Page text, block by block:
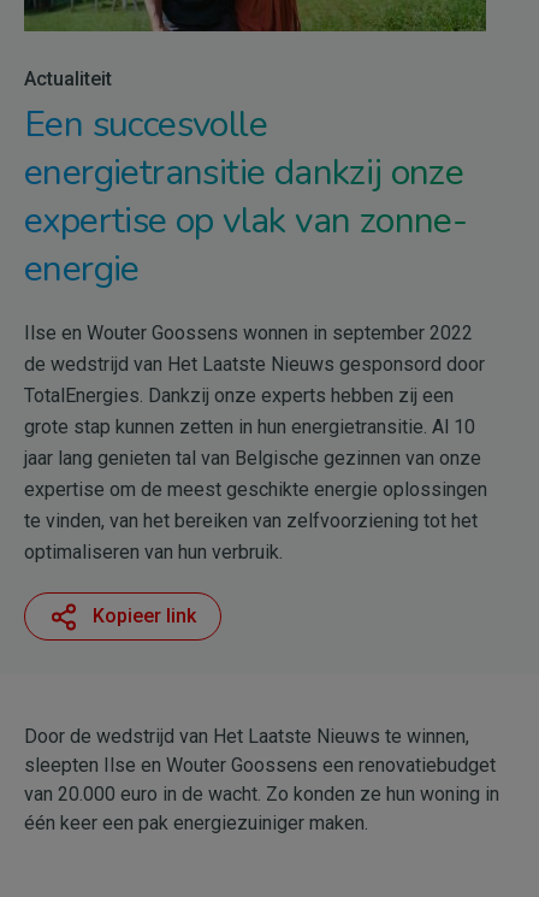
Actualiteit
Een succesvolle
energietransitie dankzij onze
expertise op vlak van zonne-
energie
Ilse en Wouter Goossens wonnen in september 2022
de wedstrijd van Het Laatste Nieuws gesponsord door
TotalEnergies. Dankzij onze experts hebben zij een
grote stap kunnen zetten in hun energietransitie. Al 10
jaar lang genieten tal van Belgische gezinnen van onze
expertise om de meest geschikte energie oplossingen
te vinden, van het bereiken van zelfvoorziening tot het
optimaliseren van hun verbruik.
Kopieer link
Door de wedstrijd van Het Laatste Nieuws te winnen,
sleepten Ilse en Wouter Goossens een renovatiebudget
van 20.000 euro in de wacht. Zo konden ze hun woning in
één keer een pak energiezuiniger maken.